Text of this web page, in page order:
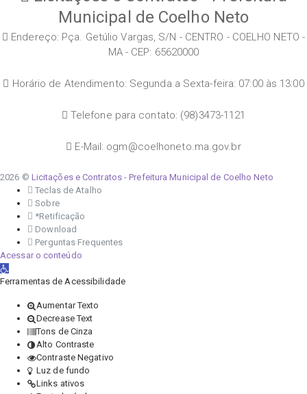
Municipal de Coelho Neto
Endereço: Pça. Getúlio Vargas, S/N - CENTRO - COELHO NETO -
MA - CEP: 65620000
Horário de Atendimento: Segunda a Sexta-feira: 07:00 às 13:00
Telefone para contato: (98)3473-1121
E-Mail: ogm@coelhoneto.ma.gov.br
2026 © Licitações e Contratos - Prefeitura Municipal de Coelho Neto
Teclas de Atalho
Sobre
*Retificação
Download
Perguntas Frequentes
Acessar o conteúdo
Abrir a barra de ferramentas
Ferramentas de Acessibilidade
Aumentar Texto
Decrease Text
Tons de Cinza
Alto Contraste
Contraste Negativo
Luz de fundo
Links ativos